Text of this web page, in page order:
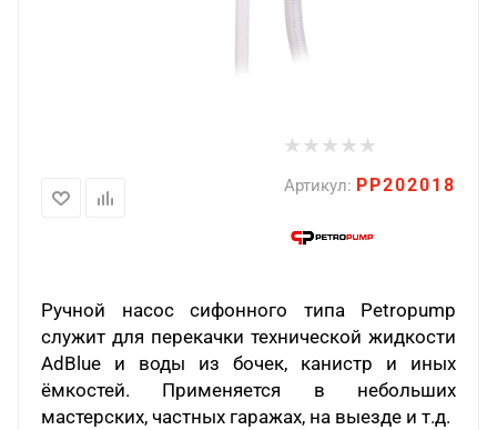
Артикул: PP202018
Ручной насос сифонного типа Petropump
служит для перекачки технической жидкости
AdBlue и воды из бочек, канистр и иных
ёмкостей. Применяется в небольших
мастерских, частных гаражах, на выезде и т.д.